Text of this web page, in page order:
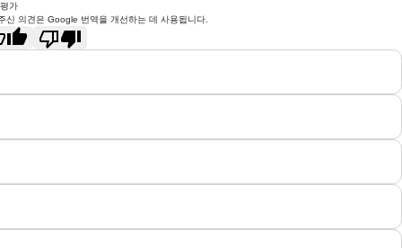
가
신 의견은 Google 번역을 개선하는 데 사용됩니다.